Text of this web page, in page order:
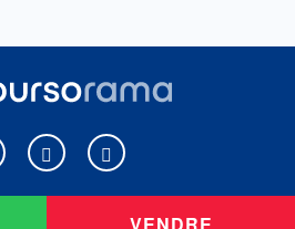
VENDRE
Boursorama sur Facebook
Boursorama sur XBoursorama sur